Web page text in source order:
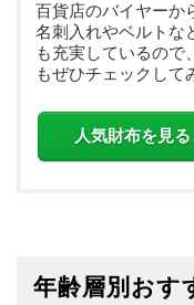
百貨店のバイヤーか
名刺入れやベルトな
も充実しているので
もぜひチェックして
人気財布を見
年齢層別おす